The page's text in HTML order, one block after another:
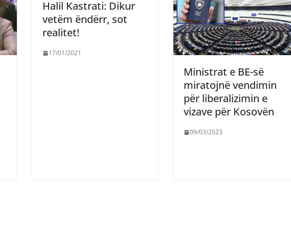
Halil Kastrati: Dikur
vetëm ëndërr, sot
realitet!
17/01/2021
Ministrat e BE-së
miratojnë vendimin
për liberalizimin e
vizave për Kosovën
09/03/2023